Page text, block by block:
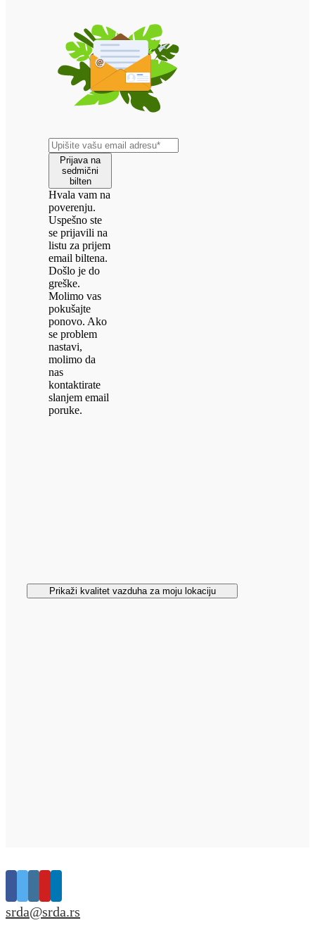
Prijava na
sedmični
bilten
Hvala vam na
poverenju.
Uspešno ste
se prijavili na
listu za prijem
email biltena.
Došlo je do
greške.
Molimo vas
pokušajte
ponovo. Ako
se problem
nastavi,
molimo da
nas
kontaktirate
slanjem email
poruke.
Prikaži kvalitet vazduha za moju lokaciju
srda@srda.rs